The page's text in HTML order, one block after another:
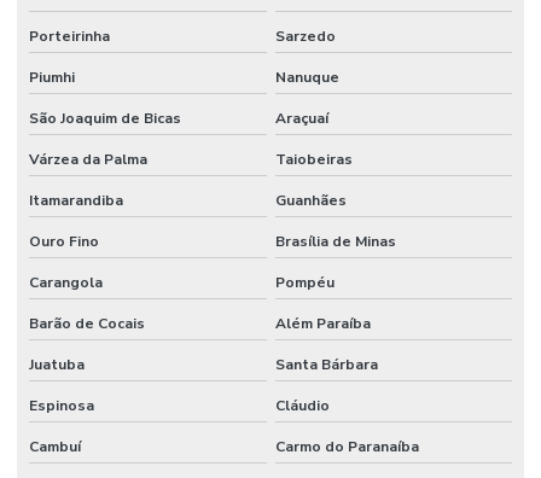
Manutenção Preditiva De Equipamentos
Manutenção Preditiva E Iot
Manutenção Preditiva Para Indústria
Manutenção Preditiva Reduzindo Custos
Manutenção preventiva ar condicionado
Manutenção Preventiva Com Certificação
Manutenção Preventiva De Edificações
Manutenção Preventiva De Equipamentos
Porteirinha Sarzedo
Piumhi Nanuque
São Joaquim de Bicas Araçuaí
Várzea da Palma Taiobeiras
Itamarandiba Guanhães
Ouro Fino Brasília de Minas
Carangola Pompéu
Barão de Cocais Além Paraíba
Juatuba Santa Bárbara
Espinosa Cláudio
Cambuí Carmo do Paranaíba